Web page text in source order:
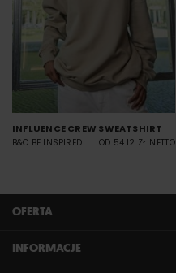
INFLUENCE CREW SWEATSHIRT
B&C BE INSPIRED OD 54.12 ZŁ NETTO
OFERTA
INFORMACJE